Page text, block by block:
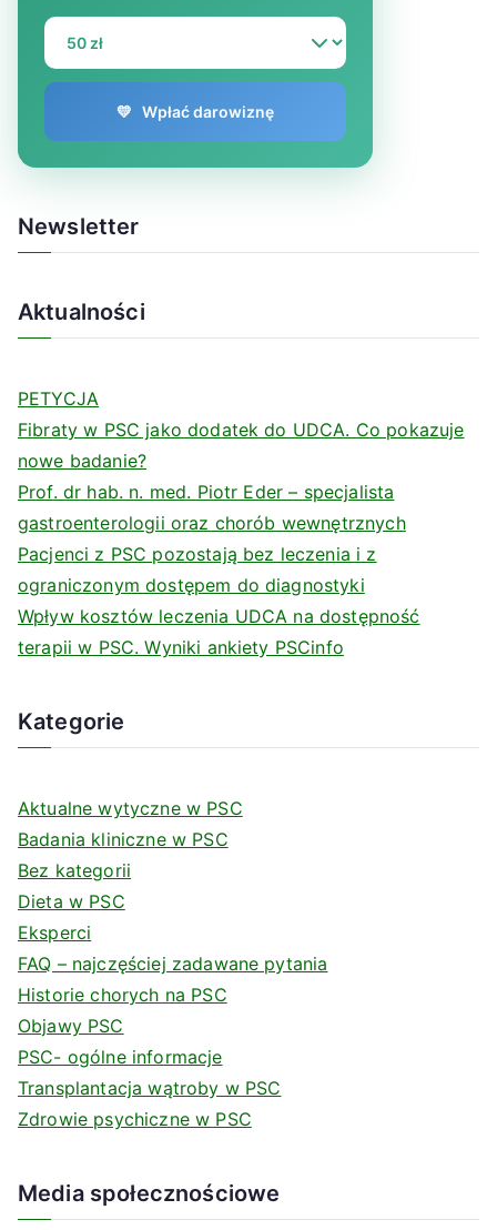
💛 Wpłać darowiznę
Newsletter
Aktualności
PETYCJA
Fibraty w PSC jako dodatek do UDCA. Co pokazuje
nowe badanie?
Prof. dr hab. n. med. Piotr Eder – specjalista
gastroenterologii oraz chorób wewnętrznych
Pacjenci z PSC pozostają bez leczenia i z
ograniczonym dostępem do diagnostyki
Wpływ kosztów leczenia UDCA na dostępność
terapii w PSC. Wyniki ankiety PSCinfo
Kategorie
Aktualne wytyczne w PSC
Badania kliniczne w PSC
Bez kategorii
Dieta w PSC
Eksperci
FAQ – najczęściej zadawane pytania
Historie chorych na PSC
Objawy PSC
PSC- ogólne informacje
Transplantacja wątroby w PSC
Zdrowie psychiczne w PSC
Media społecznościowe